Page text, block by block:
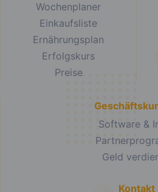
Wochenplaner
Einkaufsliste
Ernährungsplan
Erfolgskurs
Preise
Software &
Geld
Kontakt